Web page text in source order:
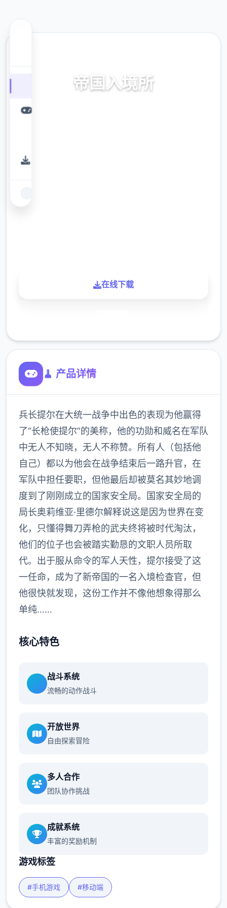
帝国入境所
在线下载
🧹 产品详情
兵长提尔在大统一战争中出色的表现为他赢得
了“长枪使提尔”的美称，他的功勋和威名在军队
中无人不知晓，无人不称赞。所有人（包括他
自己）都以为他会在战争结束后一路升官，在
军队中担任要职，但他最后却被莫名其妙地调
度到了刚刚成立的国家安全局。国家安全局的
局长奥莉维亚·里德尔解释说这是因为世界在变
化，只懂得舞刀弄枪的武夫终将被时代淘汰，
他们的位子也会被踏实勤恳的文职人员所取
代。出于服从命令的军人天性，提尔接受了这
一任命，成为了新帝国的一名入境检查官，但
他很快就发现，这份工作并不像他想象得那么
单纯……
核心特色
战斗系统
流畅的动作战斗
开放世界
自由探索冒险
多人合作
团队协作挑战
成就系统
丰富的奖励机制
游戏标签
#手机游戏 #移动端